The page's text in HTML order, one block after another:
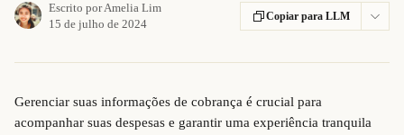
Escrito porAmelia Lim
15 de julho de 2024
Copiar para LLM
Gerenciar suas informações de cobrança é crucial para
acompanhar suas despesas e garantir uma experiência tranquila